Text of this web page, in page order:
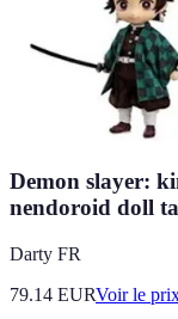
Demon slayer:
nendoroid doll
Darty FR
79.14 EURVoir le